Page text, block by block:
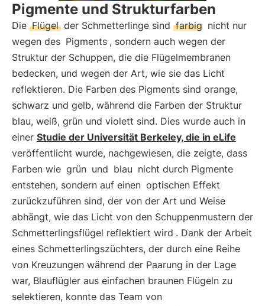
Pigmente und Strukturfarben
Die Flügel der Schmetterlinge sind farbig nicht nur
wegen des Pigments , sondern auch wegen der
Struktur der Schuppen, die die Flügelmembranen
bedecken, und wegen der Art, wie sie das Licht
reflektieren. Die Farben des Pigments sind orange,
schwarz und gelb, während die Farben der Struktur
blau, weiß, grün und violett sind. Dies wurde auch in
einer Studie der Universität Berkeley, die in eLife
veröffentlicht wurde, nachgewiesen, die zeigte, dass
Farben wie grün und blau nicht durch Pigmente
entstehen, sondern auf einen optischen Effekt
zurückzuführen sind, der von der Art und Weise
abhängt, wie das Licht von den Schuppenmustern der
Schmetterlingsflügel reflektiert wird . Dank der Arbeit
eines Schmetterlingszüchters, der durch eine Reihe
von Kreuzungen während der Paarung in der Lage
war, Blauflügler aus einfachen braunen Flügeln zu
selektieren, konnte das Team von